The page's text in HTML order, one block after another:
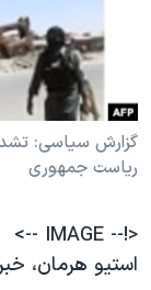
فرهنگ و زندگی
حقوق شهروندی
اقتصادی
علم و فناوری
اسرائیل در جنگ
آرشیو پخش زنده
انتخابات ریاست
حمله جمهوری
رمز مهسا
ورزش زنان در
مجموعه
زبانهای مختلف
گزارش سیاسی:
ریاست جمهوری
<!-- IMAGE -->
استیو هرمان،